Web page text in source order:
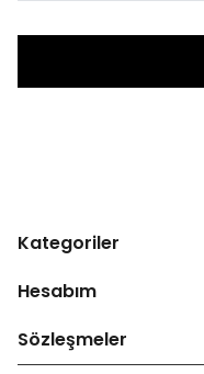
Kategoriler
Hesabım
Sözleşmeler